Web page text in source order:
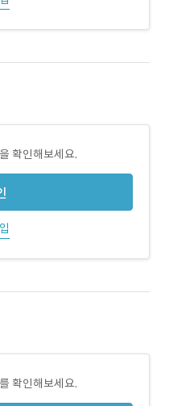
확인해보세요.
확인해보세요.